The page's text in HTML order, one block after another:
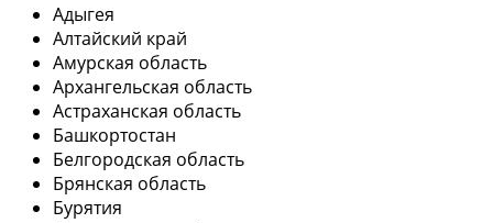
Адыгея
Алтайский край
Амурская область
Архангельская область
Астраханская область
Башкортостан
Белгородская область
Брянская область
Бурятия